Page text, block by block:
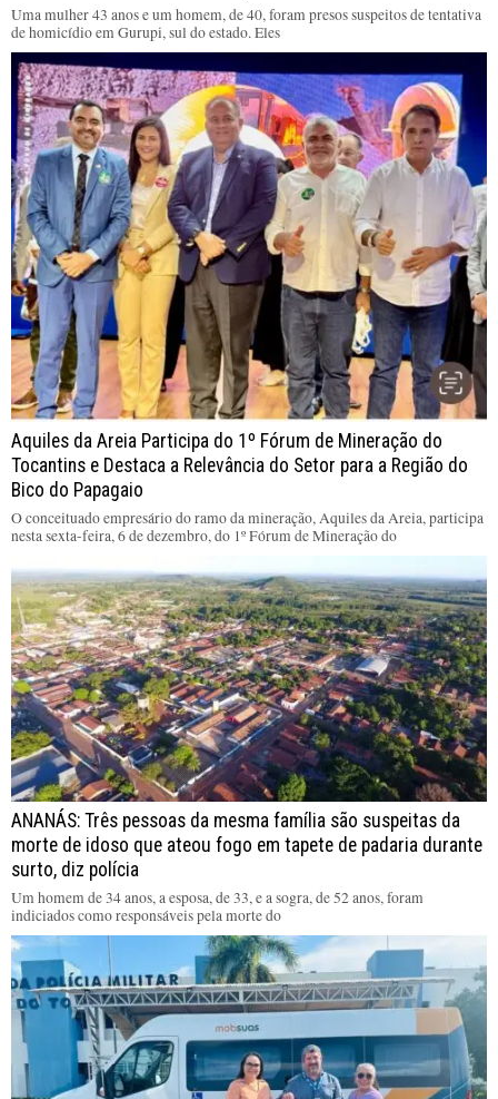
Uma mulher 43 anos e um homem, de 40, foram presos suspeitos de tentativa
de homicídio em Gurupi, sul do estado. Eles
Aquiles da Areia Participa do 1º Fórum de Mineração do
Tocantins e Destaca a Relevância do Setor para a Região do
Bico do Papagaio
O conceituado empresário do ramo da mineração, Aquiles da Areia, participa
nesta sexta-feira, 6 de dezembro, do 1º Fórum de Mineração do
ANANÁS: Três pessoas da mesma família são suspeitas da
morte de idoso que ateou fogo em tapete de padaria durante
surto, diz polícia
Um homem de 34 anos, a esposa, de 33, e a sogra, de 52 anos, foram
indiciados como responsáveis pela morte do